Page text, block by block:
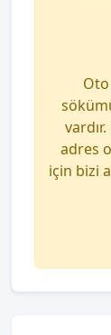
Oto
adres
için bizi